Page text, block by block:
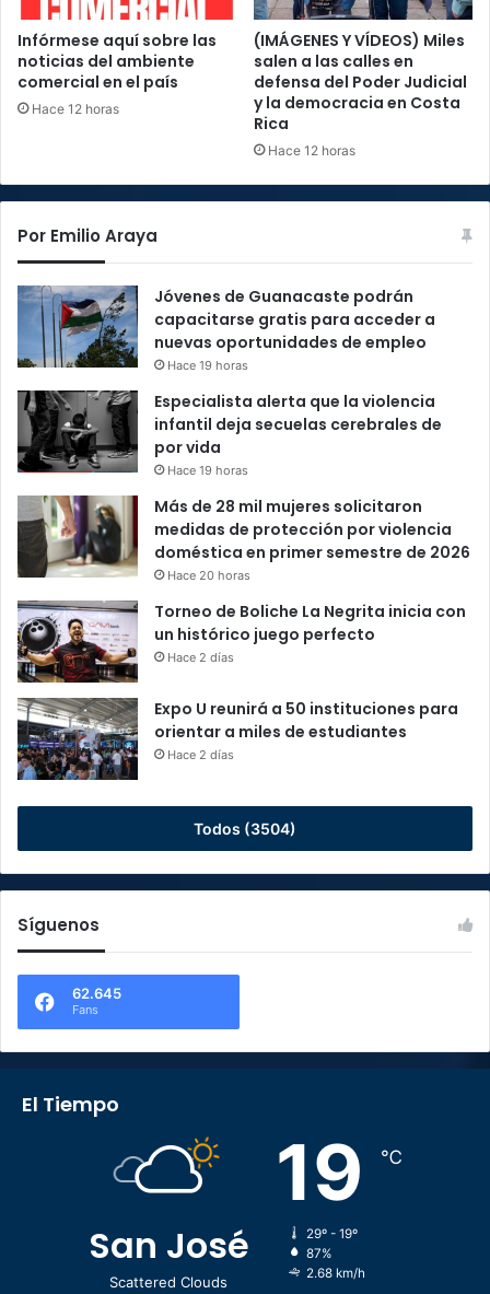
Infórmese aquí sobre las
noticias del ambiente
comercial en el país
Hace 12 horas
(IMÁGENES Y VÍDEOS) Miles
salen a las calles en
defensa del Poder Judicial
y la democracia en Costa
Rica
Hace 12 horas
Por Emilio Araya
Jóvenes de Guanacaste podrán
capacitarse gratis para acceder a
nuevas oportunidades de empleo
Hace 19 horas
Especialista alerta que la violencia
infantil deja secuelas cerebrales de
por vida
Hace 19 horas
Más de 28 mil mujeres solicitaron
medidas de protección por violencia
doméstica en primer semestre de 2026
Hace 20 horas
Torneo de Boliche La Negrita inicia con
un histórico juego perfecto
Hace 2 días
Expo U reunirá a 50 instituciones para
orientar a miles de estudiantes
Hace 2 días
Todos (3504)
Síguenos
62.645
Fans
El Tiempo
San José
Scattered Clouds
19 ℃
29º - 19º
87%
2.68 km/h